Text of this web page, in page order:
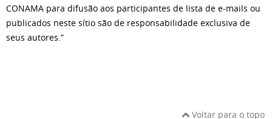
CONAMA para difusão aos participantes de lista de e-mails ou
publicados neste sítio são de responsabilidade exclusiva de
seus autores.”
Voltar para o topo